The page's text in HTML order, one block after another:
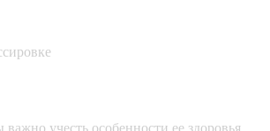
учесть особенности ее здоровья